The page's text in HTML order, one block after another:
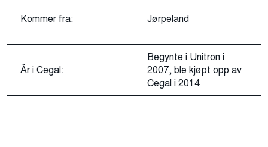
Kommer fra:
År i Cegal:
Jørpeland
Begynte i Unitron i
2007, ble kjøpt opp av
Cegal i 2014